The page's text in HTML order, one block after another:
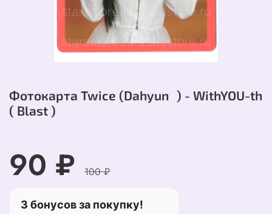
Фотокарта Twice (Dahyun ) - WithYOU-th
( Blast )
90 ₽ 100 ₽
3 бонусов за покупку!